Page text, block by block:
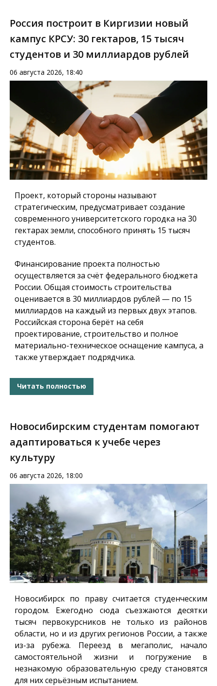
Россия построит в Киргизии новый
кампус КРСУ: 30 гектаров, 15 тысяч
студентов и 30 миллиардов рублей
06 августа 2026, 18:40
Проект, который стороны называют
стратегическим, предусматривает создание
современного университетского городка на 30
гектарах земли, способного принять 15 тысяч
студентов.
Финансирование проекта полностью
осуществляется за счёт федерального бюджета
России. Общая стоимость строительства
оценивается в 30 миллиардов рублей — по 15
миллиардов на каждый из первых двух этапов.
Российская сторона берёт на себя
проектирование, строительство и полное
материально-техническое оснащение кампуса, а
также утверждает подрядчика.
Читать полностью
Новосибирским студентам помогают
адаптироваться к учебе через
культуру
06 августа 2026, 18:00
Новосибирск по праву считается студенческим
городом. Ежегодно сюда съезжаются десятки
тысяч первокурсников не только из районов
области, но и из других регионов России, а также
из-за рубежа. Переезд в мегаполис, начало
самостоятельной жизни и погружение в
незнакомую образовательную среду становятся
для них серьёзным испытанием.